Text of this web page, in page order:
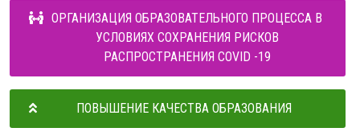
ОРГАНИЗАЦИЯ ОБРАЗОВАТЕЛЬНОГО ПРОЦЕССА В
УСЛОВИЯХ СОХРАНЕНИЯ РИСКОВ
РАСПРОСТРАНЕНИЯ COVID -19
ПОВЫШЕНИЕ КАЧЕСТВА ОБРАЗОВАНИЯ